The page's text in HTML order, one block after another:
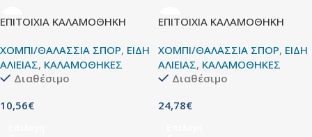
ΕΠΙΤΟΙΧΙΑ ΚΑΛΑΜΟΘΗΚΗ
ΧΟΜΠΙ/ΘΑΛΑΣΣΙΑ ΣΠΟΡ, ΕΙΔΗ
ΑΛΙΕΙΑΣ, ΚΑΛΑΜΟΘΗΚΕΣ
Διαθέσιμο
10,56€
ΕΠΙΤΟΙΧΙΑ ΚΑΛΑΜΟΘΗΚΗ
ΧΟΜΠΙ/ΘΑΛΑΣΣΙΑ ΣΠΟΡ, ΕΙΔΗ
ΑΛΙΕΙΑΣ, ΚΑΛΑΜΟΘΗΚΕΣ
Διαθέσιμο
24,78€